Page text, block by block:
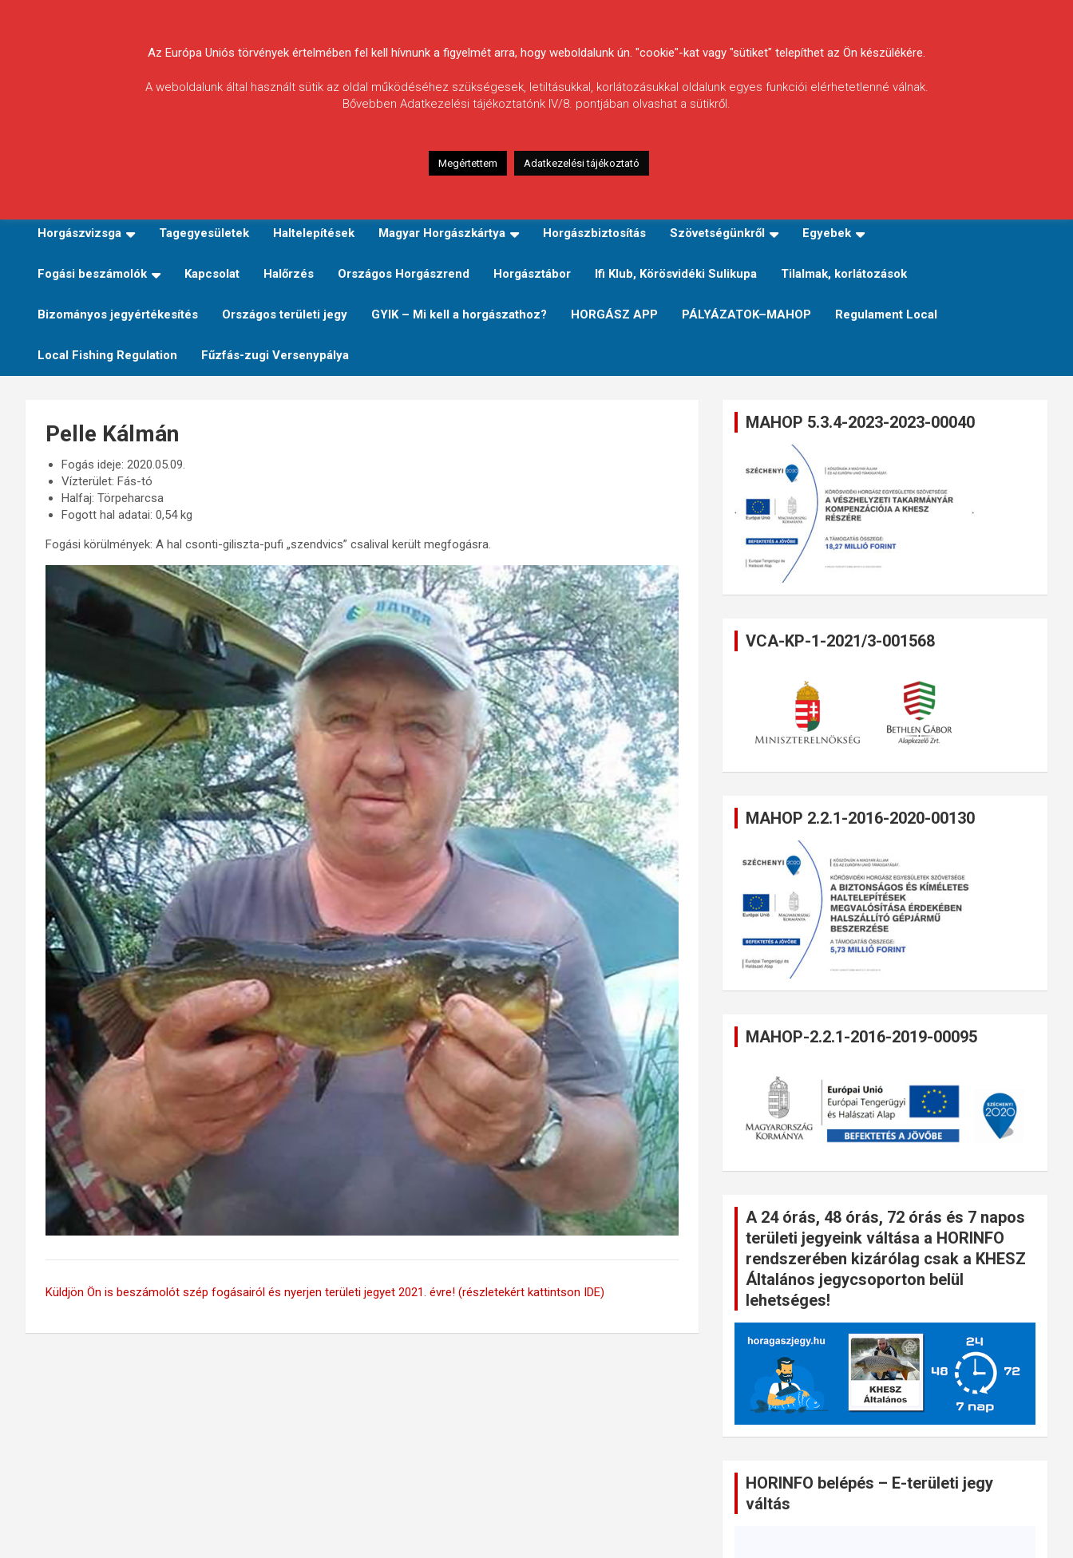
Körösvidéki Horgász
Egyesületek
Horgászvizsga Tagegyesületek Haltelepítések Magyar Horgászkártya Horgászbiztosítás Szövetségünkről Egyebek
Fogási beszámolók Kapcsolat Halőrzés Országos Horgászrend Horgásztábor Ifi Klub, Körösvidéki Sulikupa Tilalmak, korlátozások
Bizományos jegyértékesítés Országos területi jegy GYIK – Mi kell a horgászathoz? HORGÁSZ APP PÁLYÁZATOK–MAHOP Regulament Local
Local Fishing Regulation Fűzfás-zugi Versenypálya
Pelle Kálmán
Fogás ideje: 2020.05.09.
Vízterület: Fás-tó
Halfaj: Törpeharcsa
Fogott hal adatai: 0,54 kg
Fogási körülmények: A hal csonti-giliszta-pufi „szendvics” csalival került megfogásra.
Küldjön Ön is beszámolót szép fogásairól és nyerjen területi jegyet 2021. évre! (részletekért kattintson IDE)
MAHOP 5.3.4-2023-2023-00040
VCA-KP-1-2021/3-001568
MAHOP 2.2.1-2016-2020-00130
MAHOP-2.2.1-2016-2019-00095
A 24 órás, 48 órás, 72 órás és 7 napos
területi jegyeink váltása a HORINFO
rendszerében kizárólag csak a KHESZ
Általános jegycsoporton belül
lehetséges!
HORINFO belépés – E-területi jegy
váltás
Az Európa Uniós törvények értelmében fel kell hívnunk a figyelmét arra, hogy weboldalunk ún. "cookie"-kat vagy "sütiket" telepíthet az Ön készülékére.
A weboldalunk által használt sütik az oldal működéséhez szükségesek, letiltásukkal, korlátozásukkal oldalunk egyes funkciói elérhetetlenné válnak.
Bővebben Adatkezelési tájékoztatónk IV/8. pontjában olvashat a sütikről.
Megértettem Adatkezelési tájékoztató